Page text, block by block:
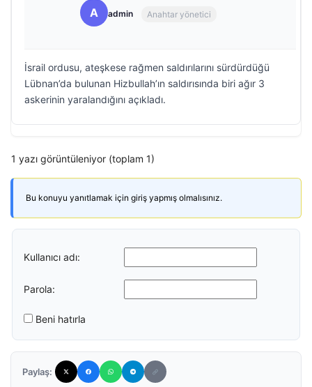
A admin Anahtar yönetici
İsrail ordusu, ateşkese rağmen saldırılarını sürdürdüğü
Lübnan’da bulunan Hizbullah’ın saldırısında biri ağır 3
askerinin yaralandığını açıkladı.
1 yazı görüntüleniyor (toplam 1)
Bu konuyu yanıtlamak için giriş yapmış olmalısınız.
Kullanıcı adı:
Parola:
Beni hatırla
Paylaş: